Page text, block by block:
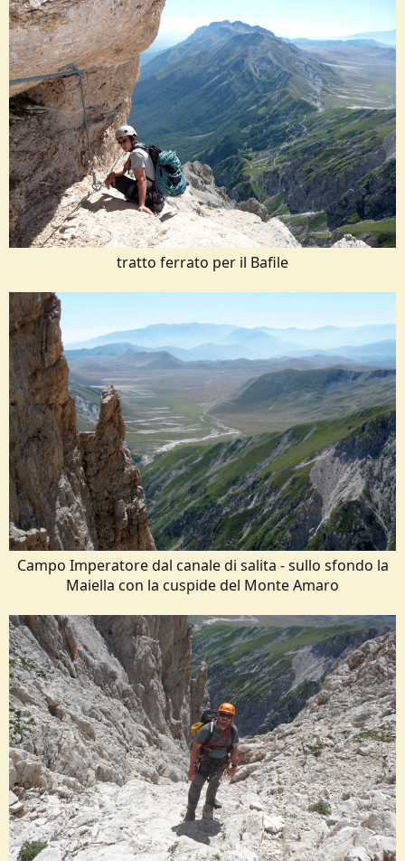
tratto ferrato per il Bafile​
Campo Imperatore dal canale di salita - sullo sfondo la
Maiella con la cuspide del Monte Amaro​